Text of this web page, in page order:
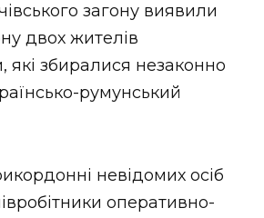
(відеоверсія)
НОВИНИ
УКРАЇНИ
загону виявили
двох жителів
збиралися незаконно
румунський
невідомих осіб
оперативно-